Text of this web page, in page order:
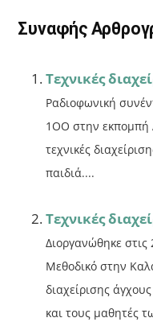
o
k
Συναφής
Τεχνικές
Ραδιοφωνική
1OO στην
τεχνικές
παιδιά....
Τεχνικές
Διοργανώθηκε
Μεθοδικό στην
διαχείρισης
και τους μαθητές